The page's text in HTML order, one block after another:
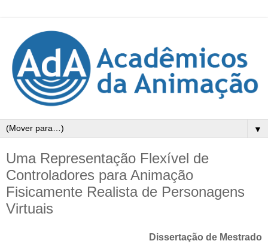
▼
Uma Representação Flexível de
Controladores para Animação
Fisicamente Realista de Personagens
Virtuais
Dissertação de Mestrado